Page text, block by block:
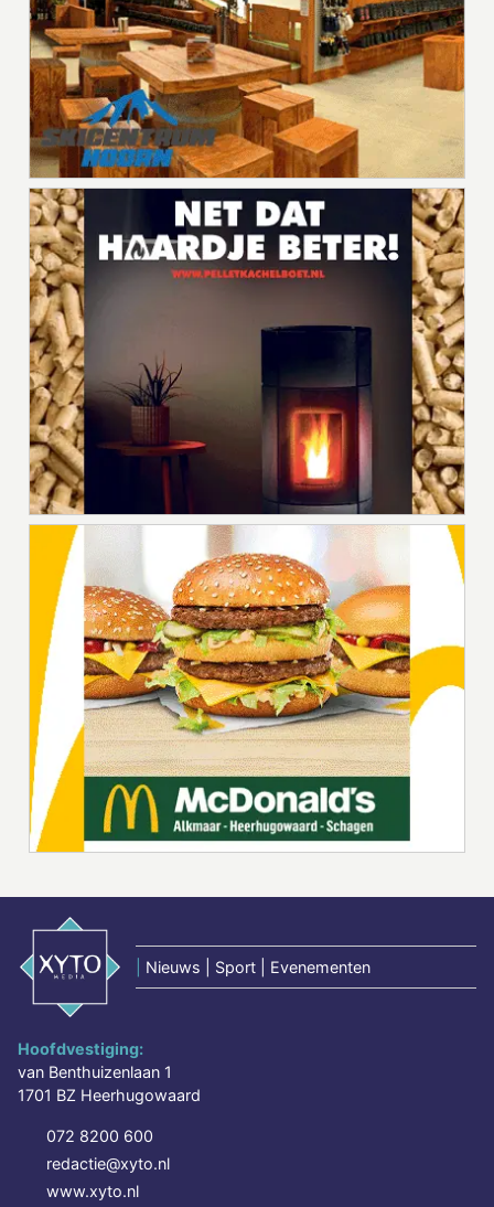
Nieuws | Sport | Evenementen
Hoofdvestiging:
van Benthuizenlaan 1
1701 BZ Heerhugowaard
072 8200 600
redactie@xyto.nl
www.xyto.nl